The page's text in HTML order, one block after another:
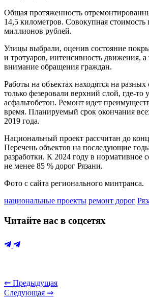
Общая протяженность
14,5 километров. Совокупная стоимость
миллионов рублей.
Улицы выбрали, оценив состояние
и тротуаров, интенсивность движения,
внимание обращения граждан.
Работы на объектах находятся на разных
только фезеровали верхний слой, где-
асфальтобетон. Ремонт идет
время. Планируемый срок окончания
2019 года.
Национальный проект рассчитан до
Перечень объектов на последующие
разработки. К 2024 году в нормативное
не менее 85 % дорог Рязани.
Фото с сайта регионального минтранса.
национальные проекты ремонт дорог
Читайте нас в соцсетях
⇐ Предыдущая
Следующая ⇒